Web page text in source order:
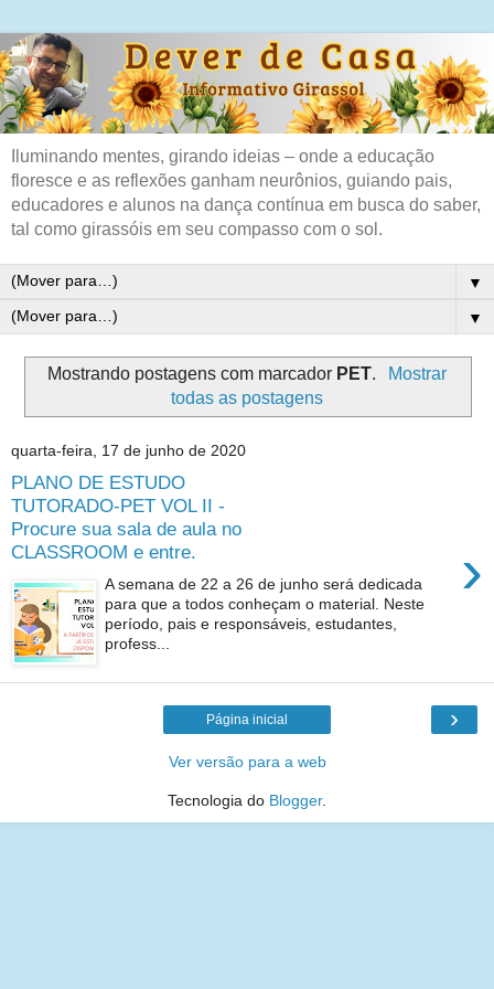
Iluminando mentes, girando ideias – onde a educação
floresce e as reflexões ganham neurônios, guiando pais,
educadores e alunos na dança contínua em busca do saber,
tal como girassóis em seu compasso com o sol.
▼
▼
Mostrando postagens com marcador PET.
Mostrar
todas as postagens
quarta-feira, 17 de junho de 2020
PLANO DE ESTUDO
TUTORADO-PET VOL II -
Procure sua sala de aula no
CLASSROOM e entre.
›
A semana de 22 a 26 de junho será dedicada
para que a todos conheçam o material. Neste
período, pais e responsáveis, estudantes,
profess...
›
Página inicial
Ver versão para a web
Tecnologia do Blogger.